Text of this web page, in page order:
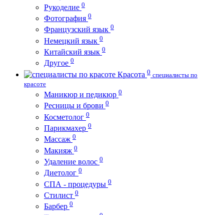
Рукоделие 0
Фотография 0
Французский язык 0
Немецкий язык 0
Китайский язык 0
Другое 0
Красота 0 специалисты по
красоте
Маникюр и педикюр 0
Ресницы и брови 0
Косметолог 0
Парикмахер 0
Массаж 0
Макияж 0
Удаление волос 0
Диетолог 0
СПА - процедуры 0
Стилист 0
Барбер 0